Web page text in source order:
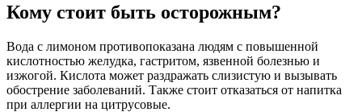
Кому стоит быть осторожным?
Вода с лимоном противопоказана людям с повышенной
кислотностью желудка, гастритом, язвенной болезнью и
изжогой. Кислота может раздражать слизистую и вызывать
обострение заболеваний. Также стоит отказаться от напитка
при аллергии на цитрусовые.